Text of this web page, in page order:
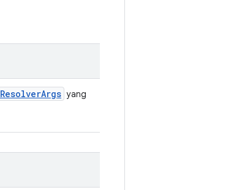
ResolverArgs yang